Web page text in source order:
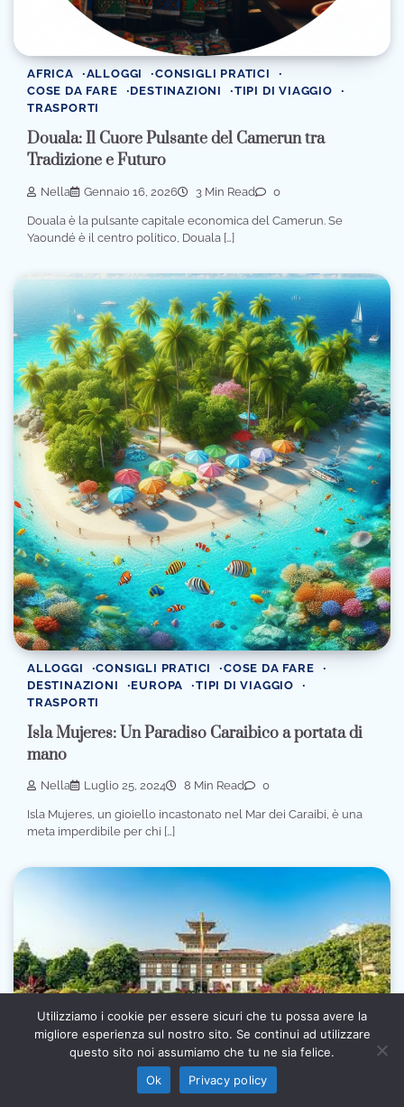
AFRICA ALLOGGI
CONSIGLI PRATICI
COSE DA FARE
DESTINAZIONI
TIPI DI VIAGGIO
TRASPORTI
Douala: Il Cuore Pulsante del Camerun tra
Tradizione e Futuro
Nella Gennaio 16, 2026 3 Min Read 0
Douala è la pulsante capitale economica del Camerun. Se
Yaoundé è il centro politico, Douala […]
ALLOGGI CONSIGLI PRATICI
COSE DA FARE
DESTINAZIONI
EUROPA
TIPI DI VIAGGIO
TRASPORTI
Isla Mujeres: Un Paradiso Caraibico a portata di
mano
Nella Luglio 25, 2024 8 Min Read 0
Isla Mujeres, un gioiello incastonato nel Mar dei Caraibi, è una
meta imperdibile per chi […]
CONSIGLI PRATICI
COSE DA FARE
Informativa sull’intelligenza artificiale: alcuni contenuti
di questo sito sono prodotti con l’ausilio di sistemi
automatici e revisionati prima della pubblicazione (AI
Act, Regolamento UE 2024/1689).
Utilizziamo i cookie per essere sicuri che tu possa avere la
migliore esperienza sul nostro sito. Se continui ad utilizzare
questo sito noi assumiamo che tu ne sia felice.
Ok
Privacy policy